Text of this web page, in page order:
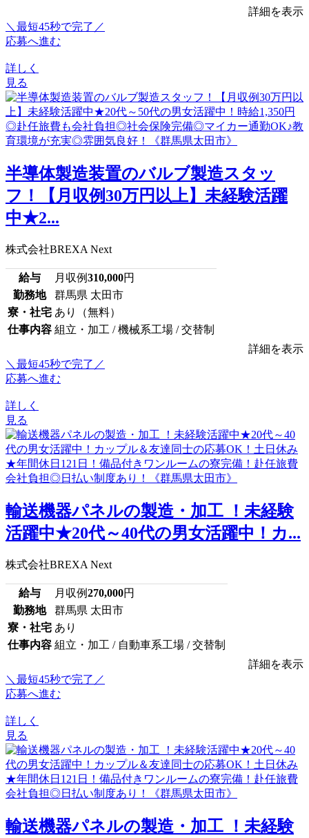
詳細を表示
＼最短45秒で完了／
応募へ進む
詳しく
見る
半導体製造装置のバルブ製造スタッ
フ！【月収例30万円以上】未経験活躍
中★2...
株式会社BREXA Next
給与 月収例310,000円
勤務地
群馬県 太田市
寮・社宅 あり（無料）
仕事内容 組立・加工 / 機械系工場 / 交替制
詳細を表示
＼最短45秒で完了／
応募へ進む
詳しく
見る
輸送機器パネルの製造・加工 ！未経験
活躍中★20代～40代の男女活躍中！カ...
株式会社BREXA Next
給与 月収例270,000円
勤務地
群馬県 太田市
寮・社宅 あり
仕事内容 組立・加工 / 自動車系工場 / 交替制
詳細を表示
＼最短45秒で完了／
応募へ進む
詳しく
見る
輸送機器パネルの製造・加工 ！未経験